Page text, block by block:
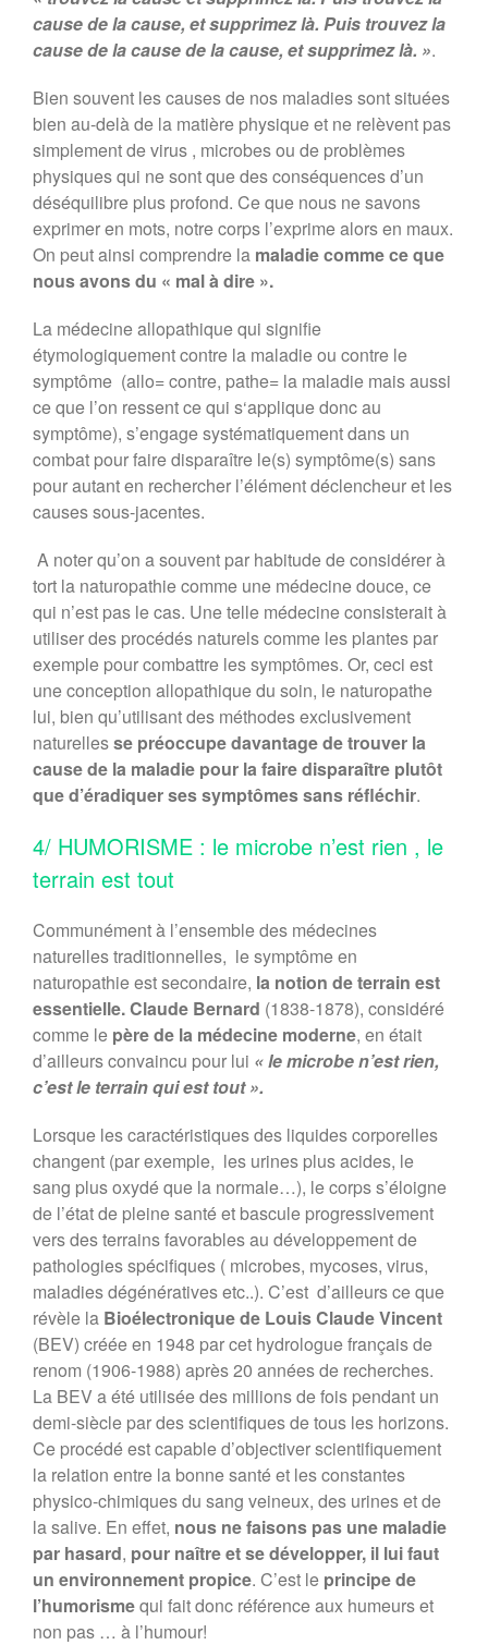
cause de la cause, et supprimez là. Puis trouvez la
cause de la cause de la cause, et supprimez là. ».
Bien souvent les causes de nos maladies sont situées
bien au-delà de la matière physique et ne relèvent pas
simplement de virus , microbes ou de problèmes
physiques qui ne sont que des conséquences d’un
déséquilibre plus profond. Ce que nous ne savons
exprimer en mots, notre corps l’exprime alors en maux.
On peut ainsi comprendre la maladie comme ce que
nous avons du « mal à dire ».
La médecine allopathique qui signifie
étymologiquement contre la maladie ou contre le
symptôme (allo= contre, pathe= la maladie mais aussi
ce que l’on ressent ce qui s‘applique donc au
symptôme), s’engage systématiquement dans un
combat pour faire disparaître le(s) symptôme(s) sans
pour autant en rechercher l’élément déclencheur et les
causes sous-jacentes.
A noter qu’on a souvent par habitude de considérer à
tort la naturopathie comme une médecine douce, ce
qui n’est pas le cas. Une telle médecine consisterait à
utiliser des procédés naturels comme les plantes par
exemple pour combattre les symptômes. Or, ceci est
une conception allopathique du soin, le naturopathe
lui, bien qu’utilisant des méthodes exclusivement
naturellesse préoccupe davantage de trouver la
cause de la maladie pour la faire disparaître plutôt
que d’éradiquer ses symptômes sans réfléchir.
4/ HUMORISME : le microbe n’est rien , le
terrain est tout
Communément à l’ensemble des médecines
naturelles traditionnelles, le symptôme en
naturopathie est secondaire, la notion de terrain est
essentielle. Claude Bernard (1838-1878), considéré
comme le père de la médecine moderne, en était
d’ailleurs convaincu pour lui « le microbe n’est rien,
c’est le terrain qui est tout ».
Lorsque les caractéristiques des liquides corporelles
changent (par exemple, les urines plus acides, le
sang plus oxydé que la normale…), le corps s’éloigne
de l’état de pleine santé et bascule progressivement
vers des terrains favorables au développement de
pathologies spécifiques ( microbes, mycoses, virus,
maladies dégénératives etc..). C’est d’ailleurs ce que
révèle la Bioélectronique de Louis Claude Vincent
(BEV) créée en 1948 par cet hydrologue français de
renom (1906-1988) après 20 années de recherches.
La BEV a été utilisée des millions de fois pendant un
demi-siècle par des scientifiques de tous les horizons.
Ce procédé est capable d’objectiver scientifiquement
la relation entre la bonne santé et les constantes
physico-chimiques du sang veineux, des urines et de
la salive. En effet, nous ne faisons pas une maladie
par hasard, pour naître et se développer, il lui faut
un environnement propice. C’est le principe de
l’humorismequi fait donc référence aux humeurs et
non pas … à l’humour!